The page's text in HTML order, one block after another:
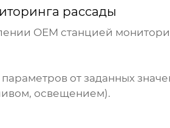
рассады
OEM станцией
от заданных
освещением).